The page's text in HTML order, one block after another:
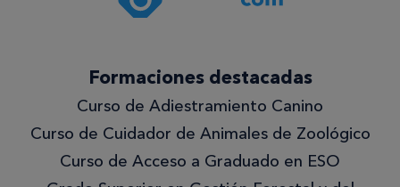
¡Quiero
mejor!
Formaciones destacadas
Curso de Adiestramiento Canino
Curso de Cuidador de Animales de Zoológico
Curso de Acceso a Graduado en ESO